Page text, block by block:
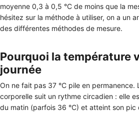
moyenne 0,3 à 0,5 °C de moins que la
hésitez sur la méthode à utiliser, on a un
des différentes méthodes de mesure.
Pourquoi la température
journée
On ne fait pas 37 °C pile en permanence.
corporelle suit un rythme circadien : elle
du matin (parfois 36 °C) et atteint son pic